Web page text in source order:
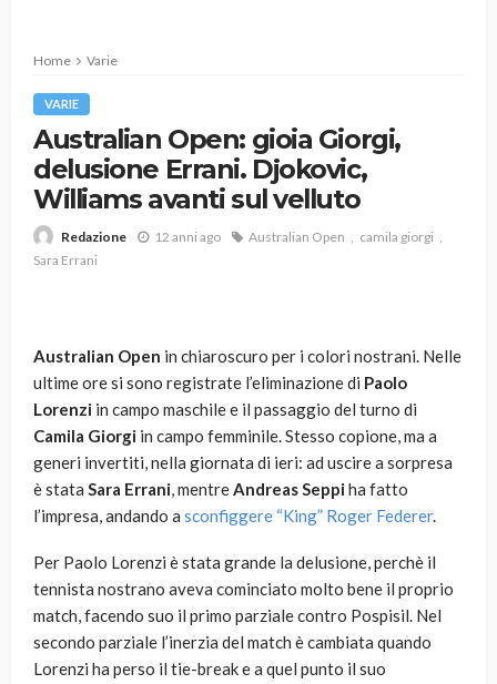
Home Varie
VARIE
Australian Open: gioia Giorgi,
delusione Errani. Djokovic,
Williams avanti sul velluto
Redazione 12 anni ago Australian Open
camila giorgi
Sara Errani
Australian Open in chiaroscuro per i colori nostrani. Nelle
ultime ore si sono registrate l’eliminazione di Paolo
Lorenzi in campo maschile e il passaggio del turno di
Camila Giorgi in campo femminile. Stesso copione, ma a
generi invertiti, nella giornata di ieri: ad uscire a sorpresa
è stata Sara Errani, mentreAndreas Seppiha fatto
l’impresa, andando a sconfiggere “King” Roger Federer.
Per Paolo Lorenzi è stata grande la delusione, perchè il
tennista nostrano aveva cominciato molto bene il proprio
match, facendo suo il primo parziale contro Pospisil. Nel
secondo parziale l’inerzia del match è cambiata quando
Lorenzi ha perso il tie-break e a quel punto il suo